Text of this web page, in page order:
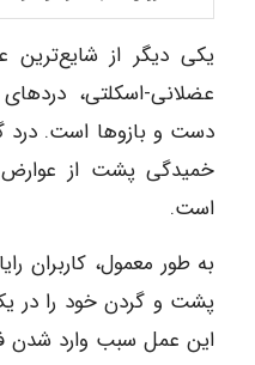
یکی دیگر از شایع‌ترین
عضلانی-اسکلتی،
دست و بازوها است. درد
خمیدگی پشت از عوارض
است.
به طور معمول، کاربران
پشت و گردن خود را در
این عمل سبب وارد شدن